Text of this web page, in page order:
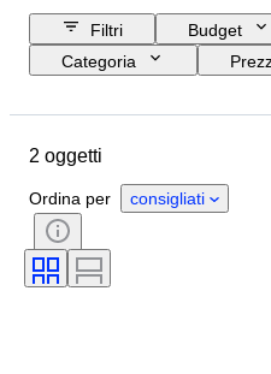
Filtri Budget
Categoria
Genere
Lunghezza del cinturino
Materiale del cinturino
Diametro della cassa
2 oggetti
Ordina per consigliati